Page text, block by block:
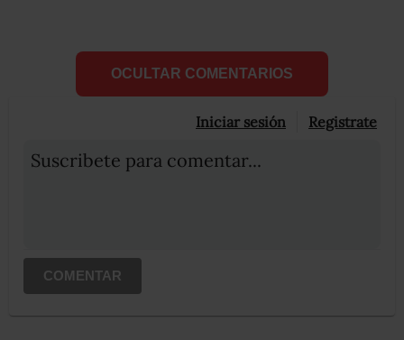
OCULTAR COMENTARIOS
Iniciar sesión Registrate
Suscribete para comentar...
COMENTAR